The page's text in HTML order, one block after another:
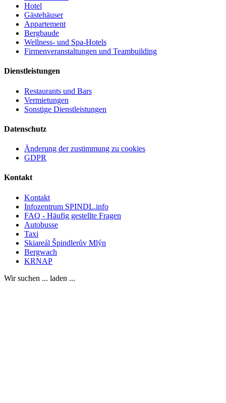
Hotel
Gästehäuser
Appartement
Bergbaude
Wellness- und Spa-Hotels
Firmenveranstaltungen und Teambuilding
Dienstleistungen
Restaurants und Bars
Vermietungen
Sonstige Dienstleistungen
Datenschutz
Änderung der zustimmung zu cookies
GDPR
Kontakt
Kontakt
Infozentrum SPINDL.info
FAQ - Häufig gestellte Fragen
Autobusse
Taxi
Skiareál Špindlerův Mlýn
Bergwach
KRNAP
Wir suchen ... laden ...